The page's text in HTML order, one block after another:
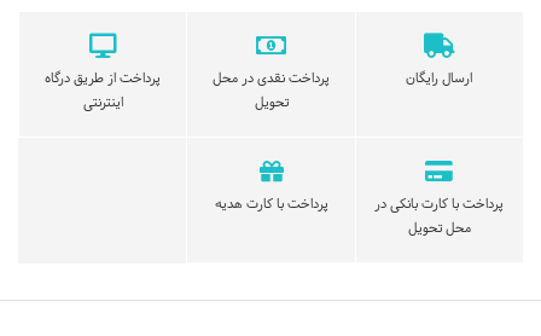
ارسال رایگان
پرداخت نقدی در محل
تحویل
پرداخت از طریق درگاه
اینترنتی
پرداخت با کارت بانکی در
محل تحویل
پرداخت با کارت هدیه